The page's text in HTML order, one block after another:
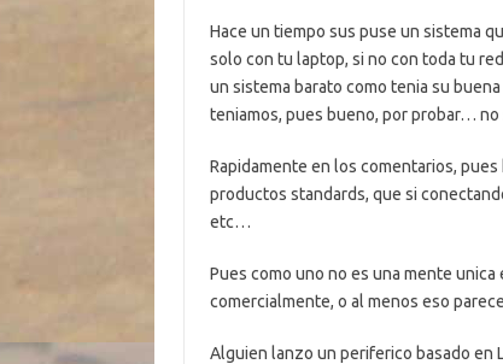
Hace un tiempo sus puse un sistema
solo con tu laptop, si no con toda tu
un sistema barato como tenia su
teniamos, pues bueno, por probar… no
Rapidamente en los comentarios,
productos standards, que si
etc…
Pues como uno no es una mente
comercialmente, o al menos eso
Alguien lanzo un periferico basado